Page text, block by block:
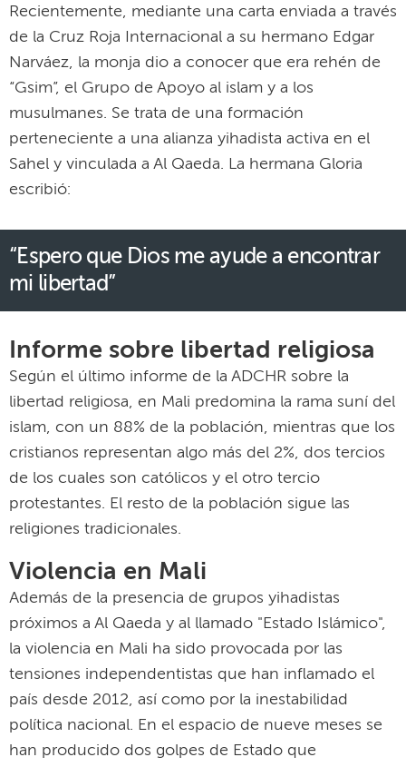
Recientemente, mediante una carta enviada a través
de la Cruz Roja Internacional a su hermano Edgar
Narváez, la monja dio a conocer que era rehén de
“Gsim”, el Grupo de Apoyo al islam y a los
musulmanes. Se trata de una formación
perteneciente a una alianza yihadista activa en el
Sahel y vinculada a Al Qaeda. La hermana Gloria
escribió:
“Espero que Dios me ayude a encontrar
mi libertad”
Informe sobre libertad religiosa
Según el último informe de la ADCHR sobre la
libertad religiosa, en Mali predomina la rama suní del
islam, con un 88% de la población, mientras que los
cristianos representan algo más del 2%, dos tercios
de los cuales son católicos y el otro tercio
protestantes. El resto de la población sigue las
religiones tradicionales.
Violencia en Mali
Además de la presencia de grupos yihadistas
próximos a Al Qaeda y al llamado "Estado Islámico",
la violencia en Mali ha sido provocada por las
tensiones independentistas que han inflamado el
país desde 2012, así como por la inestabilidad
política nacional. En el espacio de nueve meses se
han producido dos golpes de Estado que